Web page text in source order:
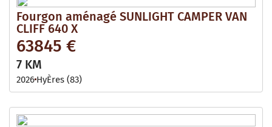
Fourgon aménagé SUNLIGHT CAMPER VAN
CLIFF 640 X
63845 €
7 KM
2026 HyÈres (83)